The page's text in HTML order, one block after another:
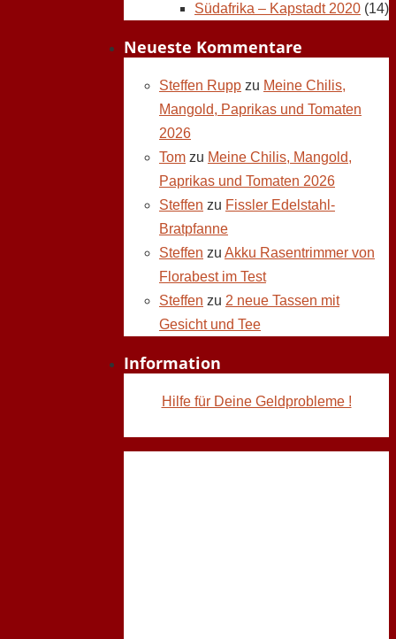
Südafrika – Kapstadt 2020 (14)
Neueste Kommentare
Steffen Rupp zu Meine Chilis,
Mangold, Paprikas und Tomaten
2026
Tom zu Meine Chilis, Mangold,
Paprikas und Tomaten 2026
Steffen zu Fissler Edelstahl-
Bratpfanne
Steffen zu Akku Rasentrimmer von
Florabest im Test
Steffen zu 2 neue Tassen mit
Gesicht und Tee
Information
Hilfe für Deine Geldprobleme !